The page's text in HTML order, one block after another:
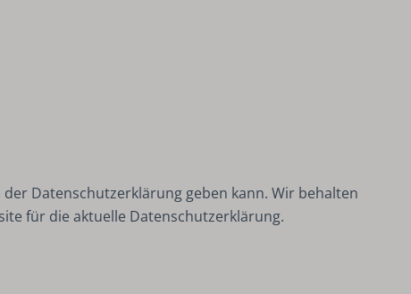
Datenschutzerklärung geben kann. Wir behalten
für die aktuelle Datenschutzerklärung.